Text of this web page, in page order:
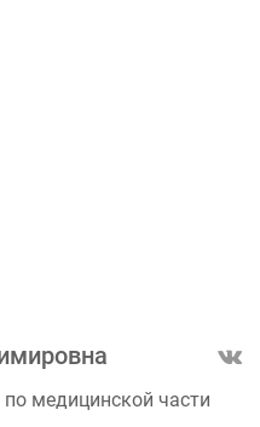
медицинской части